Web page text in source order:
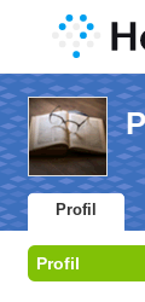
Profil
Profil